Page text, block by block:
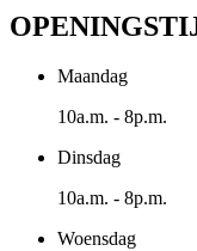
Maandag
10a.m. - 8p.m.
Dinsdag
10a.m. - 8p.m.
Woensdag